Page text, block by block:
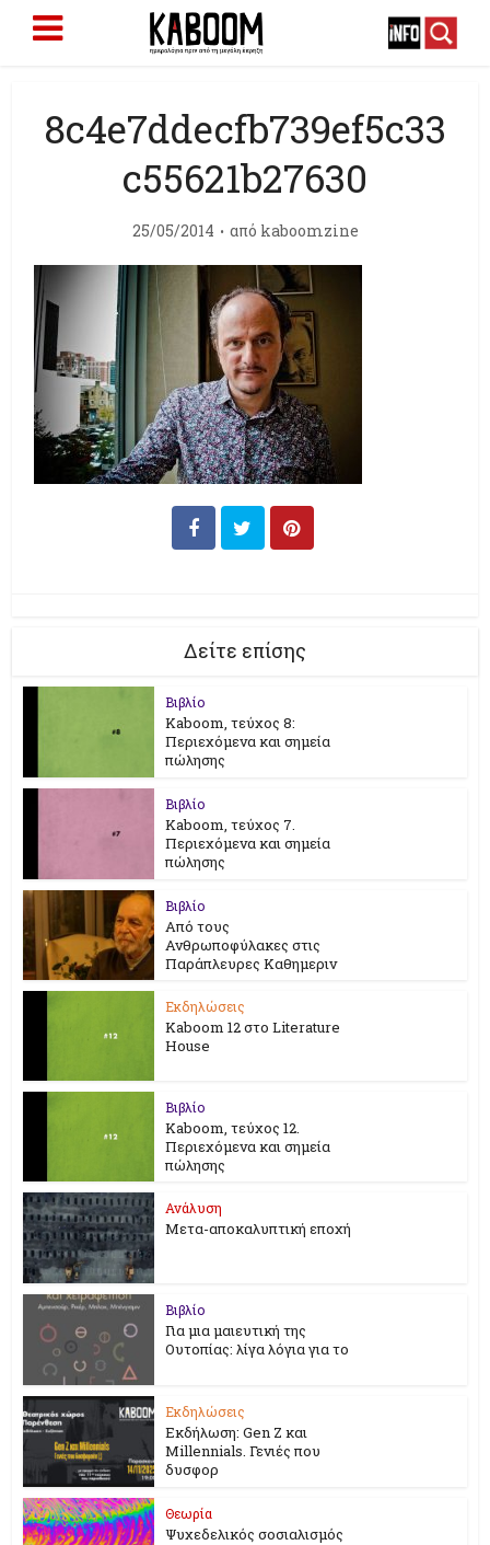
8c4e7ddecfb739ef5c33
c55621b27630
25/05/2014 από kaboomzine
Δείτε επίσης
Βιβλίο
Kaboom, τεύχος 8:
Περιεχόμενα και σημεία
πώλησης
Βιβλίο
Kaboom, τεύχος 7.
Περιεχόμενα και σημεία
πώλησης
Βιβλίο
Από τους
Ανθρωποφύλακες στις
Παράπλευρες Καθημεριν
Εκδηλώσεις
Kaboom 12 στο Literature
House
Βιβλίο
Kaboom, τεύχος 12.
Περιεχόμενα και σημεία
πώλησης
Ανάλυση
Μετα-αποκαλυπτική εποχή
Βιβλίο
Για μια μαιευτική της
Ουτοπίας: λίγα λόγια για το
Εκδηλώσεις
Εκδήλωση: Gen Z και
Millennials. Γενιές που
δυσφορ
Θεωρία
Ψυχεδελικός σοσιαλισμός